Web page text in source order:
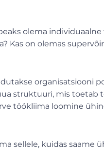
olema
Kas on olemas
organisatsiooni
struktuuri, mis toetab
töökliima loomine
sellele, kuidas saame